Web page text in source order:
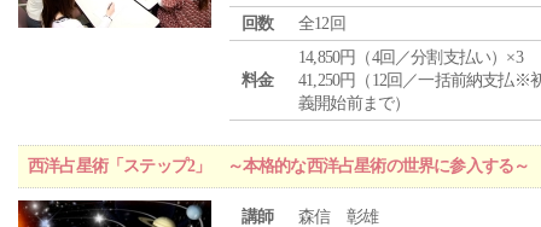
回数
全12回
料金
14,850円（4回／分割支払い）×3
41,250円（12回／一括前納支払※
義開始前まで）
西洋占星術「ステップ2」 ～本格的な西洋占星術の世界に参入する～
講師 森信 彰雄